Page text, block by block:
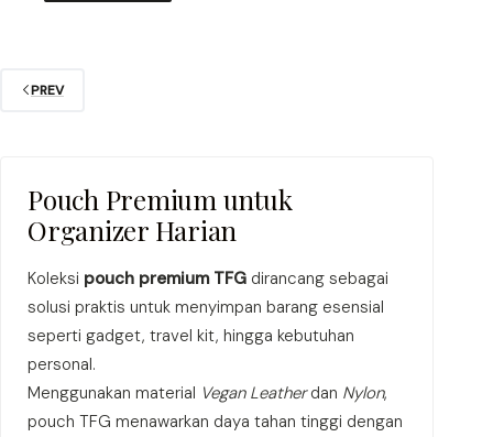
PREV
Pouch Premium untuk
Organizer Harian
Koleksi pouch premium TFG dirancang sebagai
solusi praktis untuk menyimpan barang esensial
seperti gadget, travel kit, hingga kebutuhan
personal.
Menggunakan material Vegan Leatherdan Nylon,
pouch TFG menawarkan daya tahan tinggi dengan